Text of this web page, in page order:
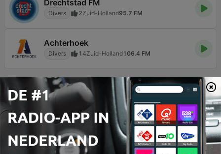
Drechtstad FM
Divers 2Zuid-Holland95.7 FM
Achterhoek
Divers 14Zuid-Holland106.4 FM
Pagina 2van7
<
2 3 4 > >>
TOP NUMMERS